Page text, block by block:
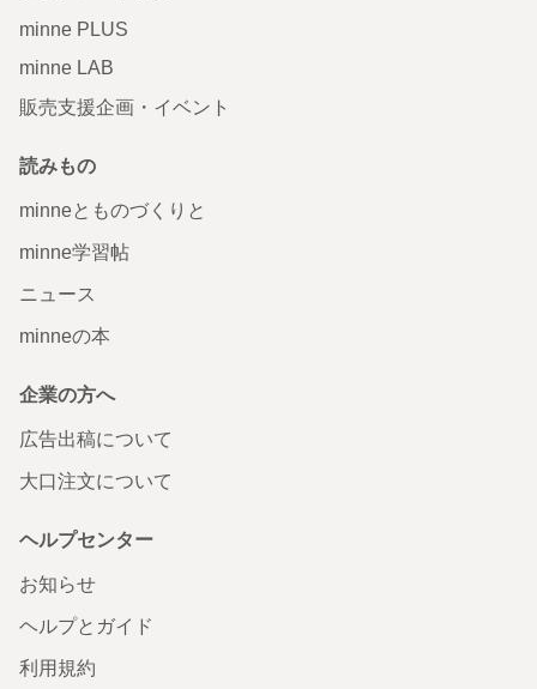
minne PLUS
minne LAB
販売支援企画・イベント
読みもの
minneとものづくりと
minne学習帖
ニュース
minneの本
企業の方へ
広告出稿について
大口注文について
ヘルプセンター
お知らせ
ヘルプとガイド
利用規約